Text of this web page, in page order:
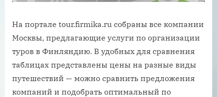
На портале tour.firmika.ru собраны все компании
Москвы, предлагающие услуги по организации
туров в Финляндию. В удобных для сравнения
таблицах представлены цены на разные виды
путешествий — можно сравнить предложения
компаний и подобрать оптимальный по